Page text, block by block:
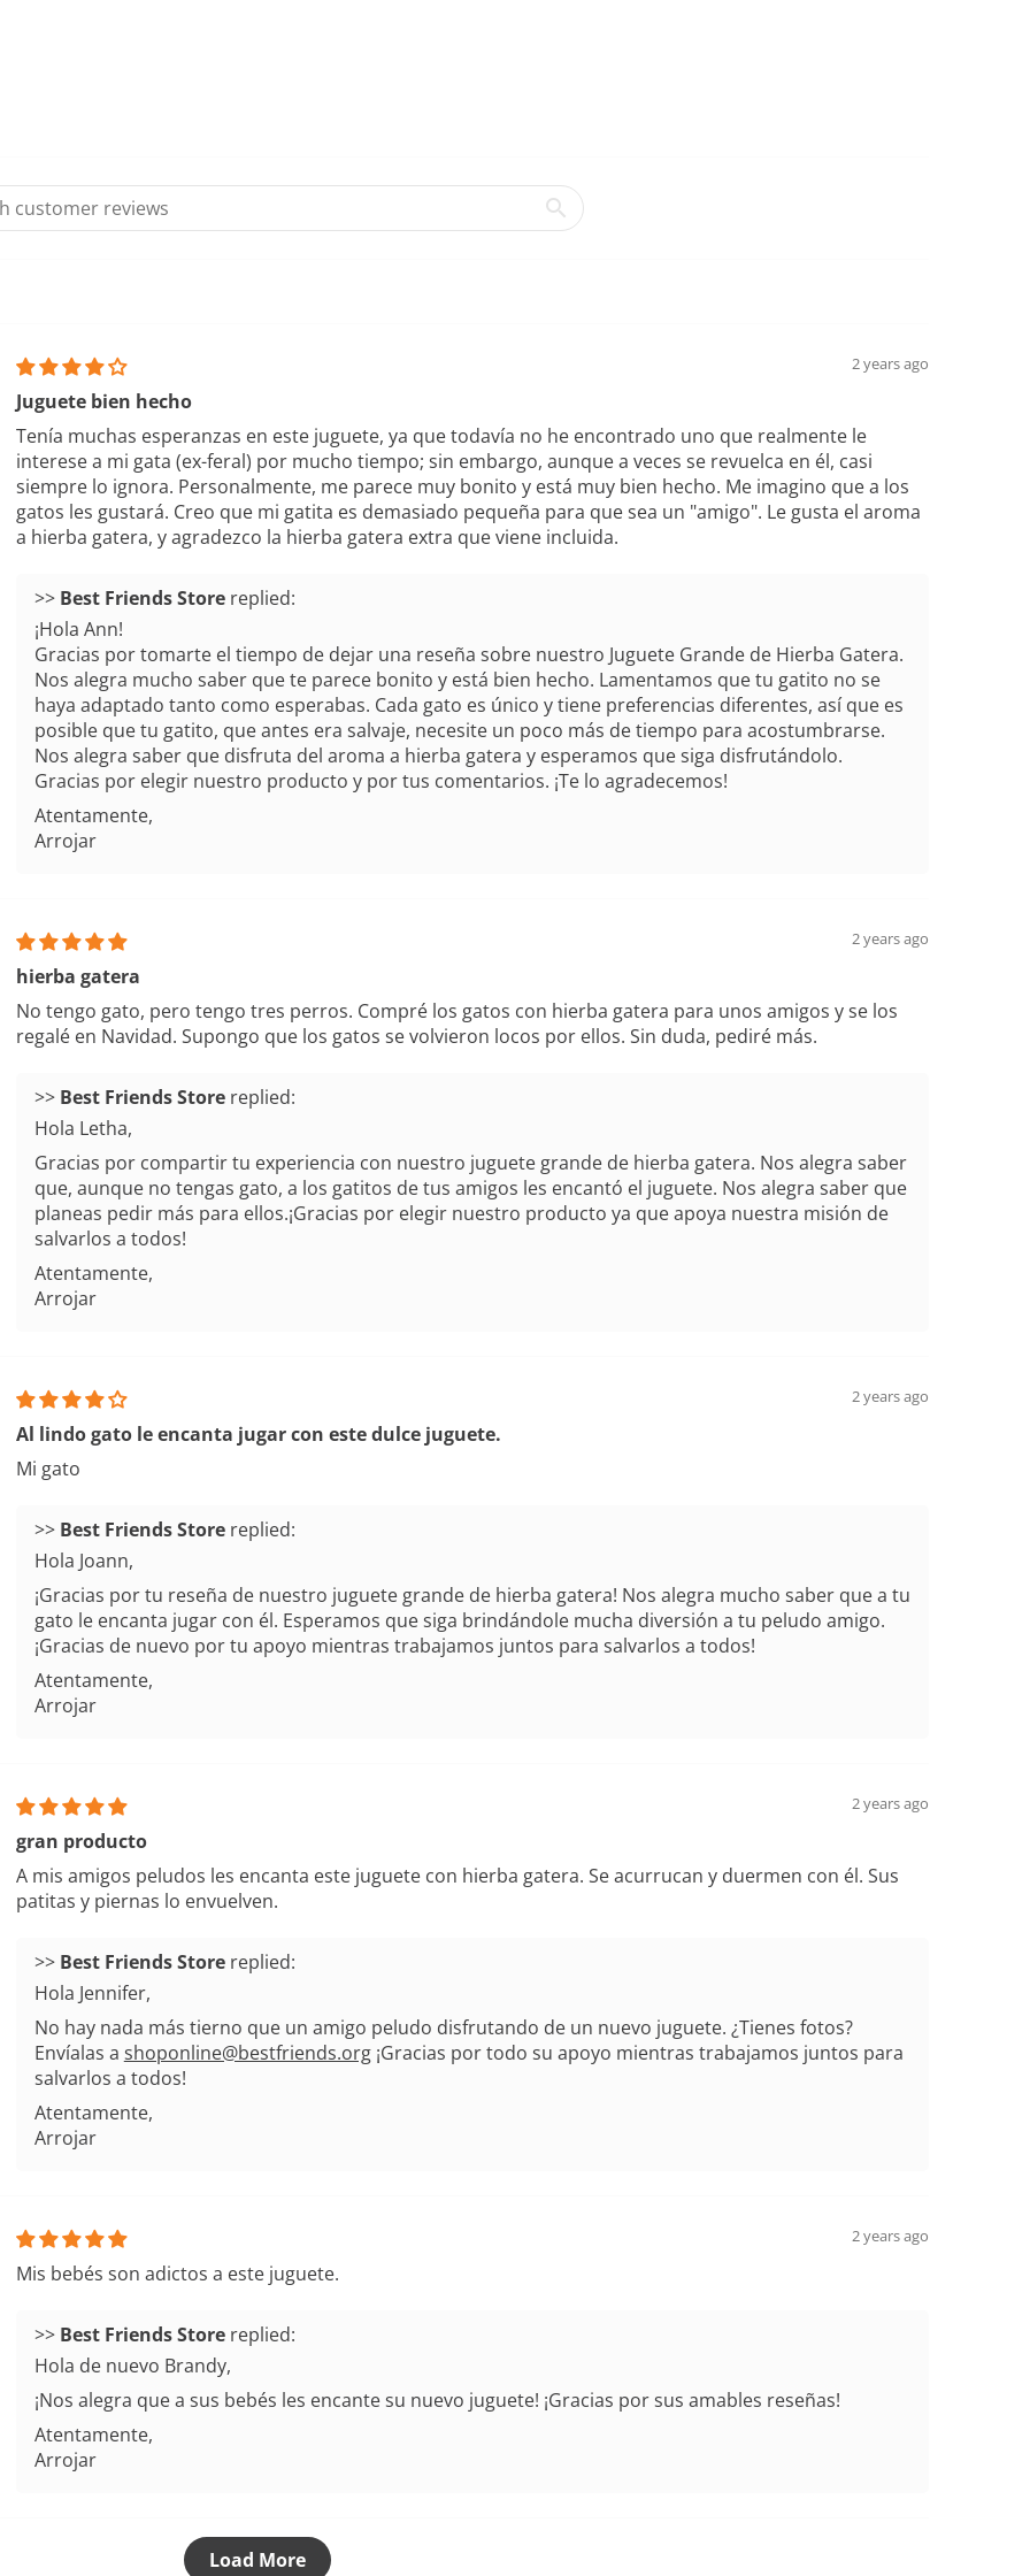
2 years ago
Juguete bien hecho
Tenía muchas esperanzas en este juguete, ya que todavía no he encontrado uno que realmente le
interese a mi gata (ex-feral) por mucho tiempo; sin embargo, aunque a veces se revuelca en él, casi
siempre lo ignora. Personalmente, me parece muy bonito y está muy bien hecho. Me imagino que a los
gatos les gustará. Creo que mi gatita es demasiado pequeña para que sea un "amigo". Le gusta el aroma
a hierba gatera, y agradezco la hierba gatera extra que viene incluida.
>>
replied:
¡Hola Ann!
Gracias por tomarte el tiempo de dejar una reseña sobre nuestro Juguete Grande de Hierba Gatera.
Nos alegra mucho saber que te parece bonito y está bien hecho. Lamentamos que tu gatito no se
haya adaptado tanto como esperabas. Cada gato es único y tiene preferencias diferentes, así que es
posible que tu gatito, que antes era salvaje, necesite un poco más de tiempo para acostumbrarse.
Nos alegra saber que disfruta del aroma a hierba gatera y esperamos que siga disfrutándolo.
Gracias por elegir nuestro producto y por tus comentarios. ¡Te lo agradecemos!
Atentamente,
Arrojar
2 years ago
hierba gatera
No tengo gato, pero tengo tres perros. Compré los gatos con hierba gatera para unos amigos y se los
regalé en Navidad. Supongo que los gatos se volvieron locos por ellos. Sin duda, pediré más.
>>
replied:
Hola Letha,
Gracias por compartir tu experiencia con nuestro juguete grande de hierba gatera. Nos alegra saber
que, aunque no tengas gato, a los gatitos de tus amigos les encantó el juguete. Nos alegra saber que
planeas pedir más para ellos.¡Gracias por elegir nuestro producto ya que apoya nuestra misión de
salvarlos a todos!
Atentamente,
Arrojar
2 years ago
Al lindo gato le encanta jugar con este dulce juguete.
Mi gato
>>
replied:
Hola Joann,
¡Gracias por tu reseña de nuestro juguete grande de hierba gatera! Nos alegra mucho saber que a tu
gato le encanta jugar con él. Esperamos que siga brindándole mucha diversión a tu peludo amigo.
¡Gracias de nuevo por tu apoyo mientras trabajamos juntos para salvarlos a todos!
Atentamente,
Arrojar
2 years ago
gran producto
A mis amigos peludos les encanta este juguete con hierba gatera. Se acurrucan y duermen con él. Sus
patitas y piernas lo envuelven.
>>
replied:
Hola Jennifer,
No hay nada más tierno que un amigo peludo disfrutando de un nuevo juguete. ¿Tienes fotos?
Envíalas a shoponline@bestfriends.org¡Gracias por todo su apoyo mientras trabajamos juntos para
salvarlos a todos!
Atentamente,
Arrojar
2 years ago
Mis bebés son adictos a este juguete.
>>
replied:
Hola de nuevo Brandy,
¡Nos alegra que a sus bebés les encante su nuevo juguete! ¡Gracias por sus amables reseñas!
Atentamente,
Arrojar
Load More